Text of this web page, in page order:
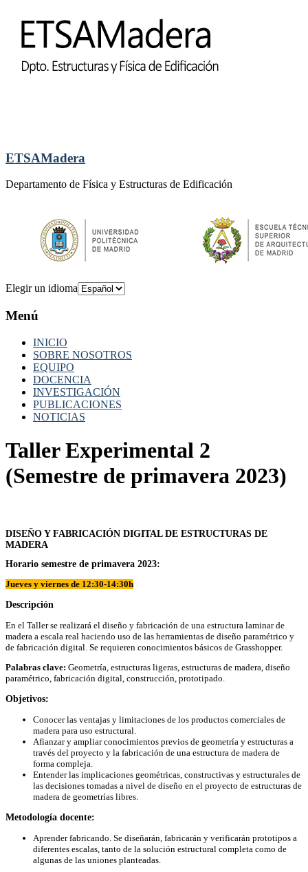
ETSAMadera
Departamento de Física y Estructuras de Edificación
Elegir un idioma
Menú
INICIO
SOBRE NOSOTROS
EQUIPO
DOCENCIA
INVESTIGACIÓN
PUBLICACIONES
NOTICIAS
Taller Experimental 2
(Semestre de primavera 2023)
DISEÑO Y FABRICACIÓN DIGITAL DE ESTRUCTURAS DE
MADERA
Horario semestre de primavera 2023:
Jueves y viernes de 12:30-14:30h
Descripción
En el Taller se realizará el diseño y fabricación de una estructura laminar de
madera a escala real haciendo uso de las herramientas de diseño paramétrico y
de fabricación digital. Se requieren conocimientos básicos de Grasshopper.
Palabras clave: Geometría, estructuras ligeras, estructuras de madera, diseño
paramétrico, fabricación digital, construcción, prototipado.
Objetivos:
Conocer las ventajas y limitaciones de los productos comerciales de
madera para uso estructural.
Afianzar y ampliar conocimientos previos de geometría y estructuras a
través del proyecto y la fabricación de una estructura de madera de
forma compleja.
Entender las implicaciones geométricas, constructivas y estructurales de
las decisiones tomadas a nivel de diseño en el proyecto de estructuras de
madera de geometrías libres.
Metodología docente:
Aprender fabricando. Se diseñarán, fabricarán y verificarán prototipos a
diferentes escalas, tanto de la solución estructural completa como de
algunas de las uniones planteadas.